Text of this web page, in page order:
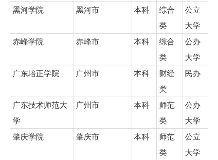
黑河学院
黑河市 本科
综合
类
公立
大学
赤峰学院
赤峰市 本科
综合
类
公办
大学
广东培正学院
广州市 本科
财经
类
民办
广东技术师范大
学
广州市 本科
师范
类
公办
大学
肇庆学院
肇庆市 本科
师范
类
公立
大学